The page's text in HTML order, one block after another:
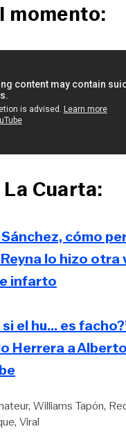
momento:
Cuarta:
cómo
lo hizo otra
infarto
el hu... es
Herrera a
Williams Tapón
Viral